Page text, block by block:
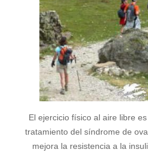
El ejercicio físico al aire libre
tratamiento del síndrome de
mejora la resistencia a la